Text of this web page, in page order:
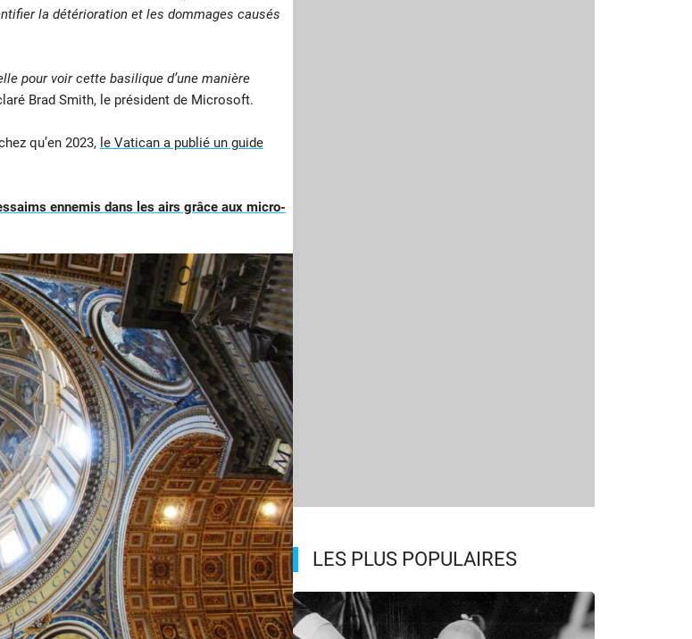
la détérioration et les dommages causés
pour voir cette basilique d’une manière
Brad Smith, le président de Microsoft.
qu’en 2023, le Vatican a publié un guide
ennemis dans les airs grâce aux micro-
LES PLUS POPULAIRES